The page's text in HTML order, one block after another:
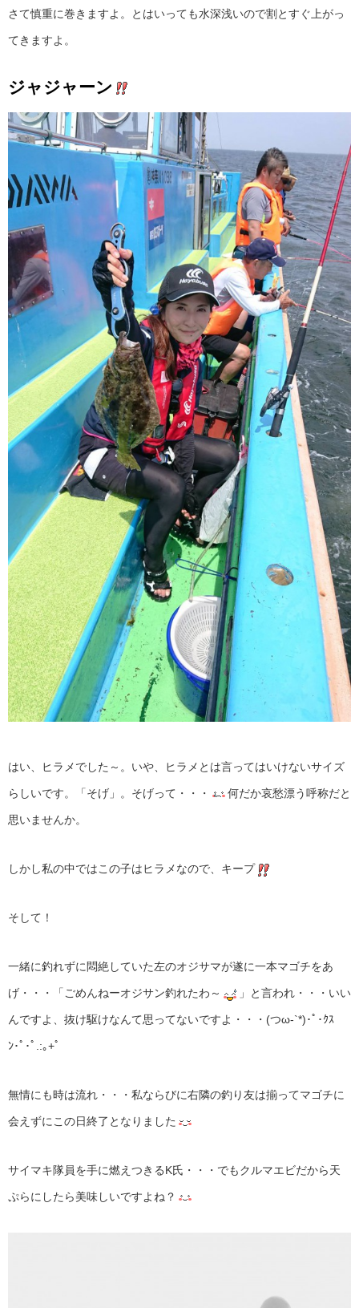
さて慎重に巻きますよ。とはいっても水深浅いので割とすぐ上がっ
てきますよ。
ジャジャーン
はい、ヒラメでした～。いや、ヒラメとは言ってはいけないサイズ
らしいです。「そげ」。そげって・・・ 何だか哀愁漂う呼称だと
思いませんか。
しかし私の中ではこの子はヒラメなので、キープ
そして！
一緒に釣れずに悶絶していた左のオジサマが遂に一本マゴチをあ
げ・・・「ごめんねーオジサン釣れたわ～ 」と言われ・・・いい
んですよ、抜け駆けなんて思ってないですよ・・・(つω-`*)･ﾟ･ｸｽ
ﾝ･ﾟ･ﾟ.:｡+ﾟ
無情にも時は流れ・・・私ならびに右隣の釣り友は揃ってマゴチに
会えずにこの日終了となりました
サイマキ隊員を手に燃えつきるK氏・・・でもクルマエビだから天
ぷらにしたら美味しいですよね？